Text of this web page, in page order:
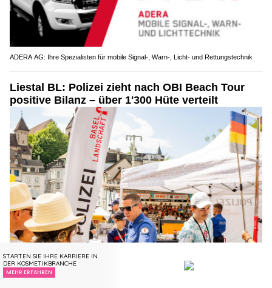
ADERA AG: Ihre Spezialisten für mobile Signal-, Warn-, Licht- und Rettungstechnik
Liestal BL: Polizei zieht nach OBI Beach Tour
positive Bilanz – über 1'300 Hüte verteilt